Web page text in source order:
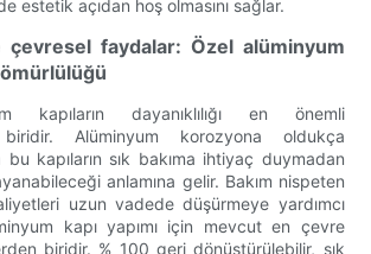
estetik açıdan hoş olmasını sağlar.
çevresel faydalar: Özel alüminyum
ömürlülüğü
kapıların dayanıklılığı en önemli
biridir. Alüminyum korozyona oldukça
kapıların sık bakıma ihtiyaç duymadan
anlamına gelir. Bakım nispeten
uzun vadede düşürmeye yardımcı
kapı yapımı için mevcut en çevre
biridir. % 100 geri dönüştürülebilir, sık